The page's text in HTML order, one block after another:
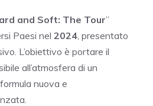
and Soft: The Tour”
Paesi nel 2024 , presentato
L’obiettivo è portare il
all’atmosfera di un
nuova e